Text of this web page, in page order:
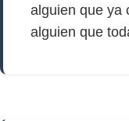
alguien que ya
alguien que